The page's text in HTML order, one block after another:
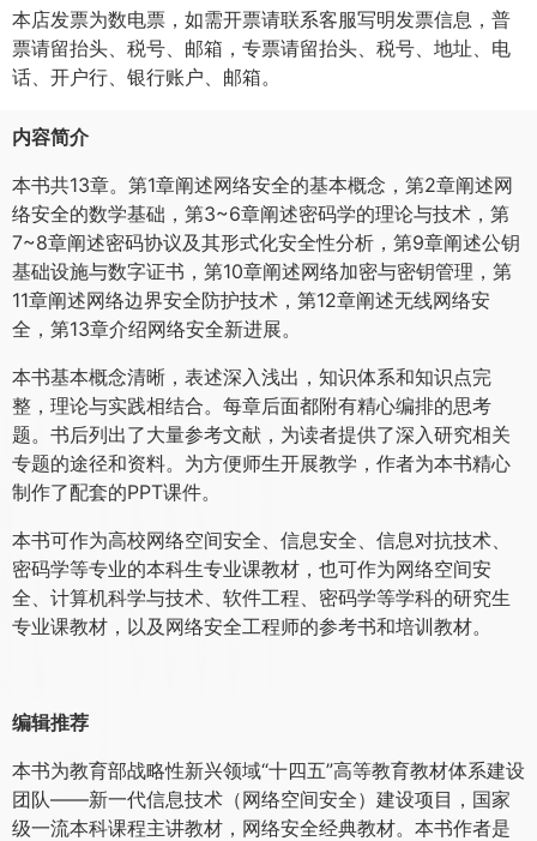
本店发票为数电票，如需开票请联系客服写明发票信息，普
票请留抬头、税号、邮箱，专票请留抬头、税号、地址、电
话、开户行、银行账户、邮箱。
内容简介
本书共13章。第1章阐述网络安全的基本概念，第2章阐述网
络安全的数学基础，第3~6章阐述密码学的理论与技术，第
7~8章阐述密码协议及其形式化安全性分析，第9章阐述公钥
基础设施与数字证书，第10章阐述网络加密与密钥管理，第
11章阐述网络边界安全防护技术，第12章阐述无线网络安
全，第13章介绍网络安全新进展。
本书基本概念清晰，表述深入浅出，知识体系和知识点完
整，理论与实践相结合。每章后面都附有精心编排的思考
题。书后列出了大量参考文献，为读者提供了深入研究相关
专题的途径和资料。为方便师生开展教学，作者为本书精心
制作了配套的PPT课件。
本书可作为高校网络空间安全、信息安全、信息对抗技术、
密码学等专业的本科生专业课教材，也可作为网络空间安
全、计算机科学与技术、软件工程、密码学等学科的研究生
专业课教材，以及网络安全工程师的参考书和培训教材。
编辑推荐
本书为教育部战略性新兴领域“十四五”高等教育教材体系建设
团队——新一代信息技术（网络空间安全）建设项目，国家
级一流本科课程主讲教材，网络安全经典教材。本书作者是